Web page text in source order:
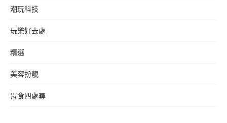
潮玩科技
玩樂好去處
精選
美容扮靚
胃食四處尋